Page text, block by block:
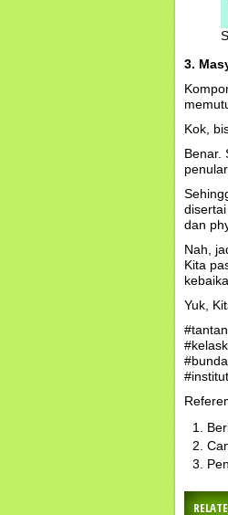
3.
Kok,
Benar.
dan
Nah,
Kita
Yuk,